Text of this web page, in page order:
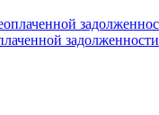
задолженности